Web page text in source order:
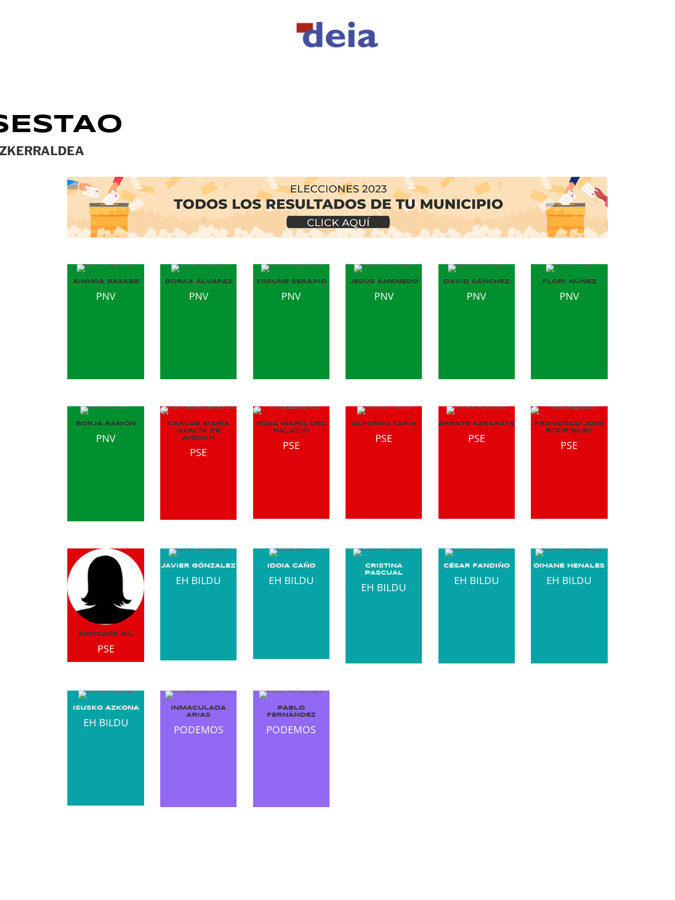
AINHOA BASABE
PNV
GORKA ÁLVAREZ
PNV
YOSUNE SERAPIO
PNV
JESÚS AMENEDO
PNV
DAVID SÁNCHEZ
PNV
FLORI NÚÑEZ
PNV
BORJA RAMÓN
PNV
CARLOS MARÍA
GARCÍA DE
ANDOIN
PSE
ROSA MARÍA DEL
PALACIO
PSE
ALFONSO TAPIA
PSE
ARRATE AZKARATE
PSE
FRANCISCO JOSÉ
RODRÍGUEZ
PSE
AINTZANE GIL
PSE
JAVIER GÓNZALEZ
EH BILDU
IDOIA CAÑO
EH BILDU
CRISTINA
PASCUAL
EH BILDU
CÉSAR FANDIÑO
EH BILDU
OIHANE HENALES
EH BILDU
ISUSKO AZKONA
EH BILDU
INMACULADA
ARIAS
PODEMOS
PABLO
FERNÁNDEZ
PODEMOS